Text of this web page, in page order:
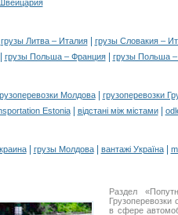
грузы Литва – Италия|
грузы Словакия –
грузы Польша – Франция| грузы Польша
Молдова|
грузоперевозки
Estonia| відстані між містами|
| грузы Молдова| вантажі Україна|
Раздел
в сфере